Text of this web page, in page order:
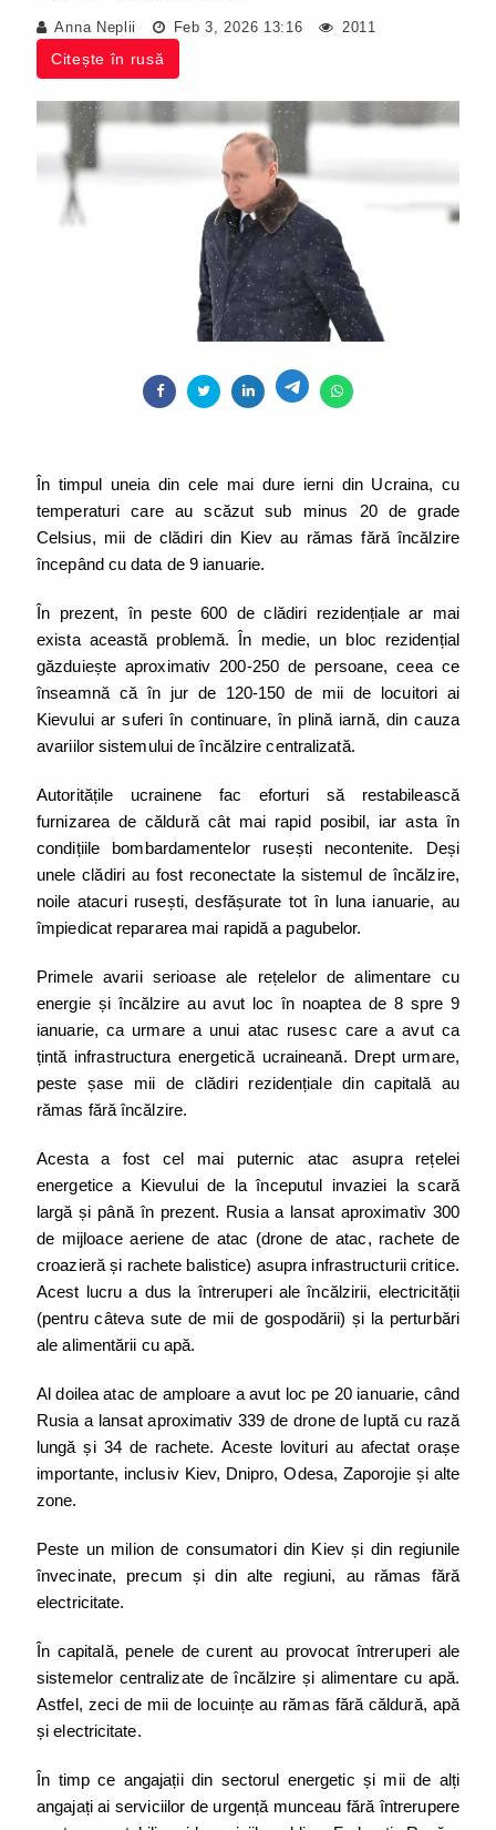
Anna Neplii Feb 3, 2026 13:16 2011
Citește în rusă
În timpul uneia din cele mai dure ierni din Ucraina, cu
temperaturi care au scăzut sub minus 20 de grade
Celsius, mii de clădiri din Kiev au rămas fără încălzire
începând cu data de 9 ianuarie.
În prezent, în peste 600 de clădiri rezidențiale ar mai
exista această problemă. În medie, un bloc rezidențial
găzduiește aproximativ 200-250 de persoane, ceea ce
înseamnă că în jur de 120-150 de mii de locuitori ai
Kievului ar suferi în continuare, în plină iarnă, din cauza
avariilor sistemului de încălzire centralizată.
Autoritățile ucrainene fac eforturi să restabilească
furnizarea de căldură cât mai rapid posibil, iar asta în
condițiile bombardamentelor rusești necontenite. Deși
unele clădiri au fost reconectate la sistemul de încălzire,
noile atacuri rusești, desfășurate tot în luna ianuarie, au
împiedicat repararea mai rapidă a pagubelor.
Primele avarii serioase ale rețelelor de alimentare cu
energie și încălzire au avut loc în noaptea de 8 spre 9
ianuarie, ca urmare a unui atac rusesc care a avut ca
țintă infrastructura energetică ucraineană. Drept urmare,
peste șase mii de clădiri rezidențiale din capitală au
rămas fără încălzire.
Acesta a fost cel mai puternic atac asupra rețelei
energetice a Kievului de la începutul invaziei la scară
largă și până în prezent. Rusia a lansat aproximativ 300
de mijloace aeriene de atac (drone de atac, rachete de
croazieră și rachete balistice) asupra infrastructurii critice.
Acest lucru a dus la întreruperi ale încălzirii, electricității
(pentru câteva sute de mii de gospodării) și la perturbări
ale alimentării cu apă.
Al doilea atac de amploare a avut loc pe 20 ianuarie, când
Rusia a lansat aproximativ 339 de drone de luptă cu rază
lungă și 34 de rachete. Aceste lovituri au afectat orașe
importante, inclusiv Kiev, Dnipro, Odesa, Zaporojie și alte
zone.
Peste un milion de consumatori din Kiev și din regiunile
învecinate, precum și din alte regiuni, au rămas fără
electricitate.
În capitală, penele de curent au provocat întreruperi ale
sistemelor centralizate de încălzire și alimentare cu apă.
Astfel, zeci de mii de locuințe au rămas fără căldură, apă
și electricitate.
În timp ce angajații din sectorul energetic și mii de alți
angajați ai serviciilor de urgență munceau fără întrerupere